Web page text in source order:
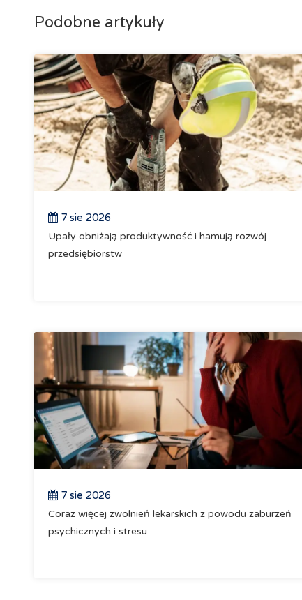
Podobne artykuły
7 sie 2026
Upały obniżają produktywność i hamują rozwój
przedsiębiorstw
7 sie 2026
Coraz więcej zwolnień lekarskich z powodu zaburzeń
psychicznych i stresu